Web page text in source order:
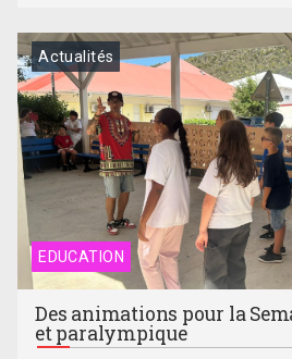
EDUCATION
Actualités
Des animations pour la
et paralympique